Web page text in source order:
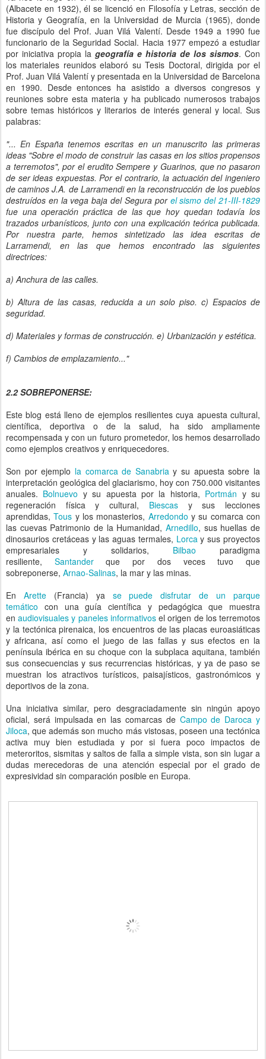
(Albacete en 1932), él se licenció en Filosofía y Letras, sección de
Historia y Geografía, en la Universidad de Murcia (1965), donde
fue discípulo del Prof. Juan Vilá Valentí. Desde 1949 a 1990 fue
funcionario de la Seguridad Social. Hacia 1977 empezó a estudiar
por iniciativa propia la geografía e historia de los sismos. Con
los materiales reunidos elaboró su Tesis Doctoral, dirigida por el
Prof. Juan Vilá Valentí y presentada en la Universidad de Barcelona
en 1990. Desde entonces ha asistido a diversos congresos y
reuniones sobre esta materia y ha publicado numerosos trabajos
sobre temas históricos y literarios de interés general y local. Sus
palabras:
"... En España tenemos escritas en un manuscrito las primeras
ideas "Sobre el modo de construir las casas en los sitios propensos
a terremotos", por el erudito Sempere y Guarinos, que no pasaron
de ser ideas expuestas. Por el contrario, la actuación del ingeniero
de caminos J.A. de Larramendi en la reconstrucción de los pueblos
destruídos en la vega baja del Segura por el sismo del 21-III-1829
fue una operación práctica de las que hoy quedan todavía los
trazados urbanísticos, junto con una explicación teórica publicada.
Por nuestra parte, hemos sintetizado las idea escritas de
Larramendi, en las que hemos encontrado las siguientes
directrices:
a) Anchura de las calles.
b) Altura de las casas, reducida a un solo piso. c) Espacios de
seguridad.
d) Materiales y formas de construcción. e) Urbanización y estética.
f) Cambios de emplazamiento..."
2.2 SOBREPONERSE:
Este blog está lleno de ejemplos resilientes cuya apuesta cultural,
científica, deportiva o de la salud, ha sido ampliamente
recompensada y con un futuro prometedor, los hemos desarrollado
como ejemplos creativos y enriquecedores.
Son por ejemplo la comarca de Sanabriay su apuesta sobre la
interpretación geológica del glaciarismo, hoy con 750.000 visitantes
anuales. Bolnuevo y su apuesta por la historia, Portmán y su
regeneración física y cultural, Biescasy sus lecciones
aprendidas,Tous y los monasterios, Arredondo y su comarca con
las cuevas Patrimonio de la Humanidad, Arnedillo, sus huellas de
dinosaurios cretáceas y las aguas termales, Lorcay sus proyectos
empresariales y solidarios, Bilbao paradigma
resiliente, Santanderque por dos veces tuvo que
sobreponerse, Arnao-Salinas, la mar y las minas.
En Arette(Francia) ya se puede disfrutar de un parque
temático con una guía científica y pedagógica que muestra
enaudiovisuales y paneles informativosel origen de los terremotos
y la tectónica pirenaica, los encuentros de las placas euroasiáticas
y africana, así como el juego de las fallas y sus efectos en la
península ibérica en su choque con la subplaca aquitana, también
sus consecuencias y sus recurrencias históricas, y ya de paso se
muestran los atractivos turísticos, paisajísticos, gastronómicos y
deportivos de la zona.
Una iniciativa similar, pero desgraciadamente sin ningún apoyo
oficial, será impulsada en las comarcas de Campo de Daroca y
Jiloca, que además son mucho más vistosas, poseen una tectónica
activa muy bien estudiada y por si fuera poco impactos de
meteroritos, sismitas y saltos de falla a simple vista, son sin lugar a
dudas merecedoras de una atención especial por el grado de
expresividad sin comparación posible en Europa.